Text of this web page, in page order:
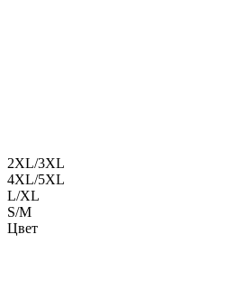
2XL/3XL
4XL/5XL
L/XL
S/M
Цвет